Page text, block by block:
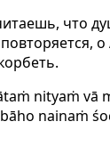
что
nityaṁ vā
nainaṁ